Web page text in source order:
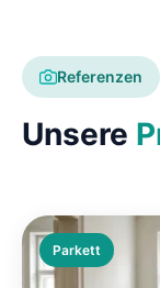
Referenzen
Unsere
Parkett